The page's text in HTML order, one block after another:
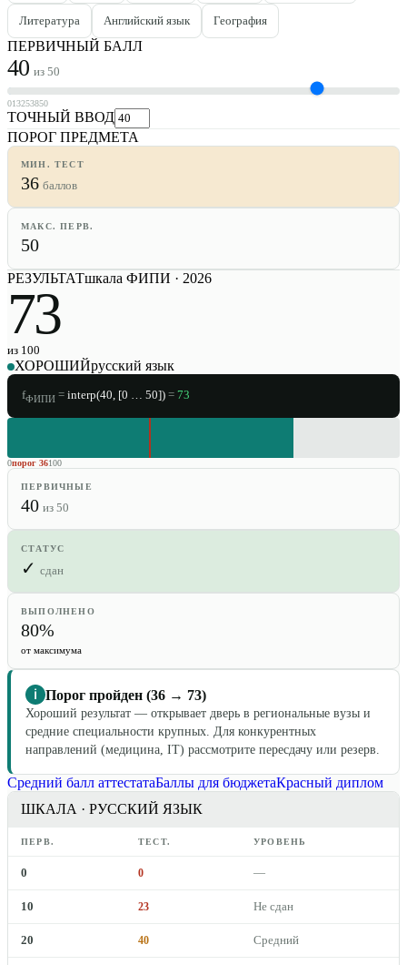
Литература Английский язык География
ПЕРВИЧНЫЙ БАЛЛ
40 из 50
013253850
ТОЧНЫЙ ВВОД
ПОРОГ ПРЕДМЕТА
МИН. ТЕСТ
36 баллов
МАКС. ПЕРВ.
50
РЕЗУЛЬТАТшкала ФИПИ · 2026
73
из 100
ХОРОШИЙрусский язык
fФИПИ = interp(40, [0 … 50]) = 73
0порог 36100
ПЕРВИЧНЫЕ
40 из 50
СТАТУС
✓ сдан
ВЫПОЛНЕНО
80%
от максимума
ℹ Порог пройден (36 → 73)
Хороший результат — открывает дверь в региональные вузы и
средние специальности крупных. Для конкурентных
направлений (медицина, IT) рассмотрите пересдачу или резерв.
Средний балл аттестатаБаллы для бюджетаКрасный диплом
ШКАЛА · РУССКИЙ ЯЗЫК
ПЕРВ. ТЕСТ. УРОВЕНЬ
0 0 —
10 23 Не сдан
20 40 Средний